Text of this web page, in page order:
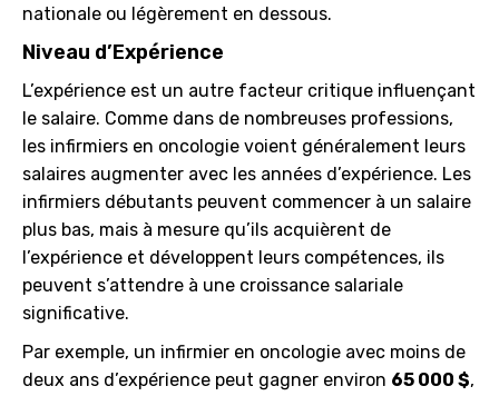
nationale ou légèrement en dessous.
Niveau d’Expérience
L’expérience est un autre facteur critique influençant
le salaire. Comme dans de nombreuses professions,
les infirmiers en oncologie voient généralement leurs
salaires augmenter avec les années d’expérience. Les
infirmiers débutants peuvent commencer à un salaire
plus bas, mais à mesure qu’ils acquièrent de
l’expérience et développent leurs compétences, ils
peuvent s’attendre à une croissance salariale
significative.
Par exemple, un infirmier en oncologie avec moins de
deux ans d’expérience peut gagner environ 65 000 $,